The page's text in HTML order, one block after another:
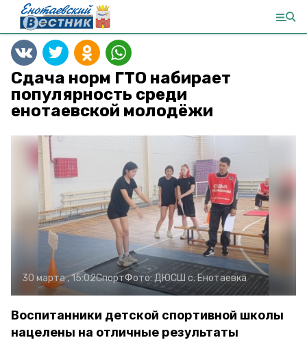
Сдача норм ГТО набирает
популярность среди
енотаевской молодёжи
30 марта , 15:02СпортФото:ДЮСШ с. Енотаевка
Воспитанники детской спортивной школы
нацелены на отличные результаты